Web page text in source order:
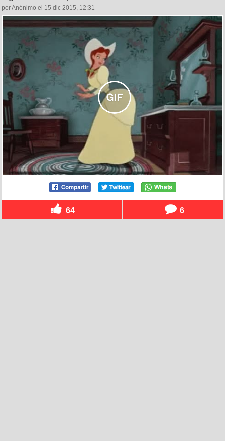
por Anónimo el 15 dic 2015, 12:31
64 6